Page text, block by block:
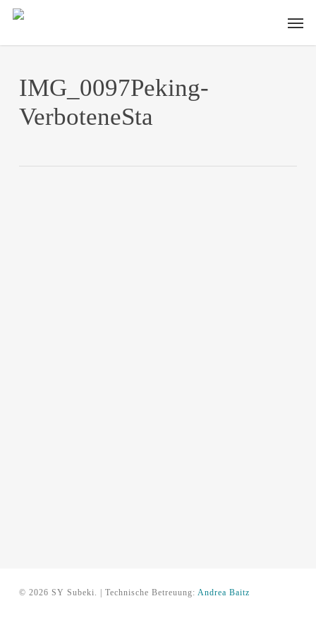
Skip
main
IMG_0097Peking-
VerboteneSta
© 2026 SY Subeki. | Technische Betreuung: Andrea Baitz